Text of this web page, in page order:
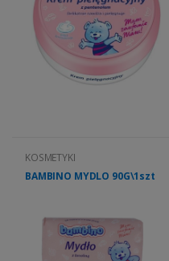
KOSMETYKI
BAMBINO MYDLO 90G\1szt